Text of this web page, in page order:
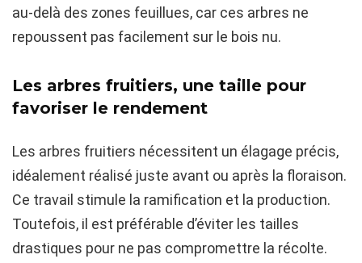
au-delà des zones feuillues, car ces arbres ne
repoussent pas facilement sur le bois nu.
Les arbres fruitiers, une taille pour
favoriser le rendement
Les arbres fruitiers nécessitent un élagage précis,
idéalement réalisé juste avant ou après la floraison.
Ce travail stimule la ramification et la production.
Toutefois, il est préférable d’éviter les tailles
drastiques pour ne pas compromettre la récolte.